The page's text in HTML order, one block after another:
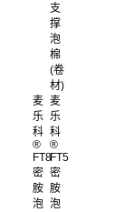
支
撑
泡
棉
(卷
材)
麦
乐
科
®
FT8
密
胺
泡
麦
乐
科
®
FT5
密
胺
泡